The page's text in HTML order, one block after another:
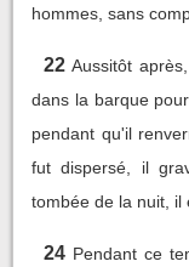
hommes, sans
22 Aussitôt
dans la barque
pendant qu'il
fut dispersé, il
tombée de la nuit, il
24 Pendant ce